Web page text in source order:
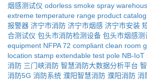
烟感测试仪 odorless smoke spray
extreme temperature range product catalog
报警器 济宁市消防 济宁市烟感 济宁市安装
合测试仪 包头市消防检测设备 包头市烟感测
equipment NFPA 72 compliant clean room
location stamp extendable test pole NB-IoT
消防 三门峡消防 智慧消防大数据分析平台
消防5G 消防系统 濮阳智慧消防 濮阳消防 消